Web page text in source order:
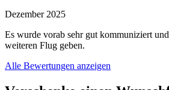
Dezember 2025
Es wurde vorab sehr gut kommuniziert
weiteren Flug geben.
Alle Bewertungen anzeigen